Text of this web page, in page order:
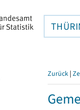
Zurück |